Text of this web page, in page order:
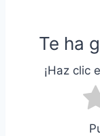
Te ha
¡Haz clic